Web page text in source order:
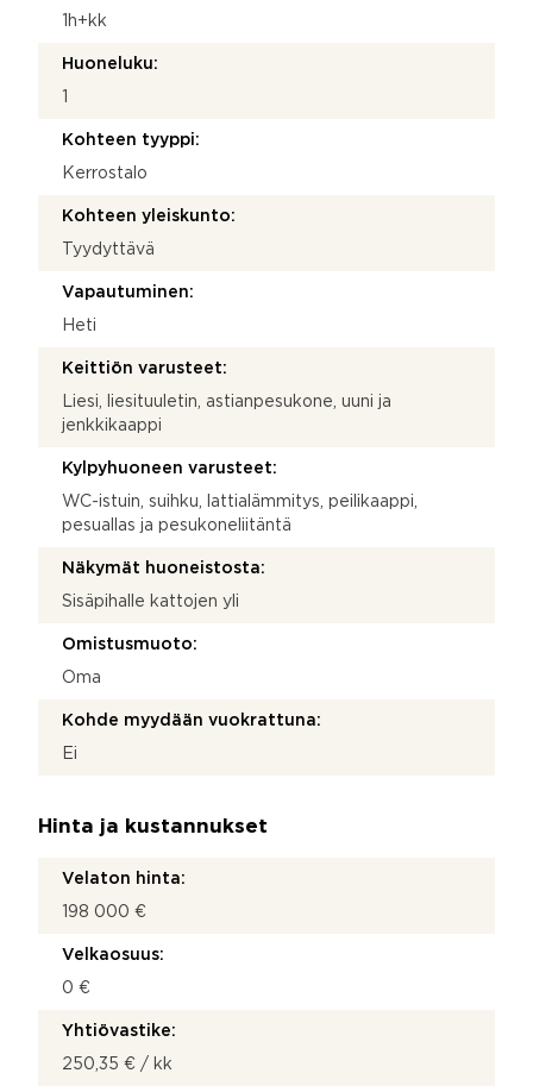
1h+kk
Huoneluku:
Kohteen tyyppi:
Kerrostalo
Kohteen yleiskunto:
Tyydyttävä
Vapautuminen:
Heti
Keittiön varusteet:
Liesi, liesituuletin, astianpesukone, uuni ja
jenkkikaappi
Kylpyhuoneen varusteet:
WC-istuin, suihku, lattialämmitys, peilikaappi,
pesuallas ja pesukoneliitäntä
Näkymät huoneistosta:
Sisäpihalle kattojen yli
Omistusmuoto:
Oma
Kohde myydään vuokrattuna:
Ei
Hinta ja kustannukset
Velaton hinta:
198 000 €
Velkaosuus:
0 €
Yhtiövastike:
250,35 € / kk